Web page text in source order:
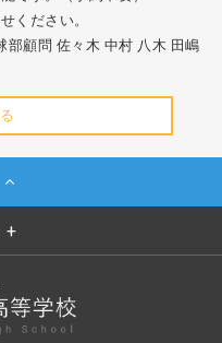
ください。
部顧問 佐々木 中村 八木 田嶋